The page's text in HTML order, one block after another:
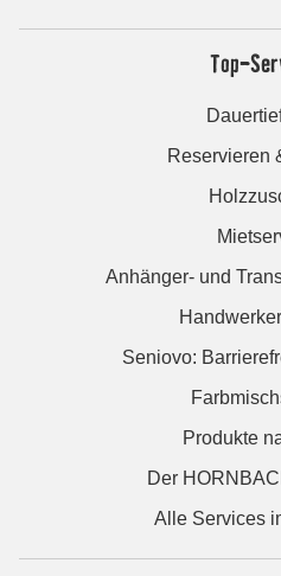
Top-
Reservieren
Anhänger- und
Seniovo:
Produkte
Der
Alle Services